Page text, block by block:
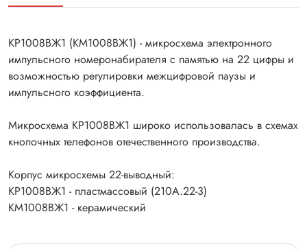
КР1008ВЖ1 (КМ1008ВЖ1) - микросхема электронного
импульсного номеронабирателя с памятью на 22 цифры и
возможностью регулировки межцифровой паузы и
импульсного коэффициента.
Микросхема КР1008ВЖ1 широко использовалась в схемах
кнопочных телефонов отечественного производства.
Корпус микросхемы 22-выводный:
КР1008ВЖ1 - пластмассовый (210А.22-3)
КМ1008ВЖ1 - керамический